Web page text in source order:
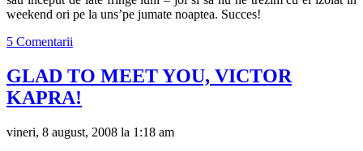
weekend ori pe la uns’pe jumate noaptea. Succes!
5 Comentarii
GLAD TO MEET YOU, VICTOR
KAPRA!
vineri, 8 august, 2008 la 1:18 am